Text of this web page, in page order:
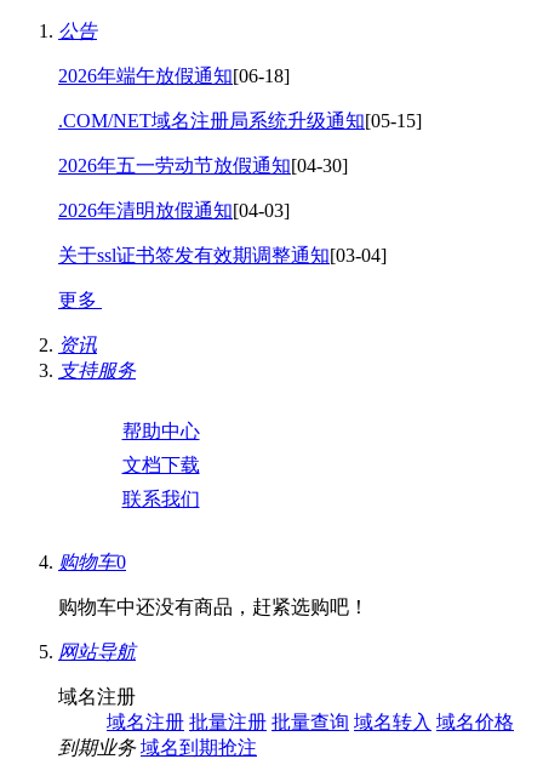
公告
2026年端午放假通知[06-18]
.COM/NET域名注册局系统升级通知[05-15]
2026年五一劳动节放假通知[04-30]
2026年清明放假通知[04-03]
关于ssl证书签发有效期调整通知[03-04]
更多
资讯
支持服务
帮助中心
文档下载
联系我们
购物车0
购物车中还没有商品，赶紧选购吧！
网站导航
域名注册
域名注册 批量注册 批量查询 域名转入 域名价格
到期业务 域名到期抢注